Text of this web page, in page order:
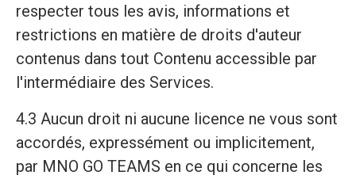
respecter tous les avis, informations et
restrictions en matière de droits d'auteur
contenus dans tout Contenu accessible par
l'intermédiaire des Services.
4.3 Aucun droit ni aucune licence ne vous sont
accordés, expressément ou implicitement,
par MNO GO TEAMS en ce qui concerne les